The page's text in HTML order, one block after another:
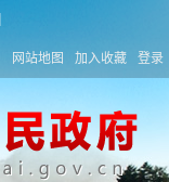
网站地图 加入收藏 登录